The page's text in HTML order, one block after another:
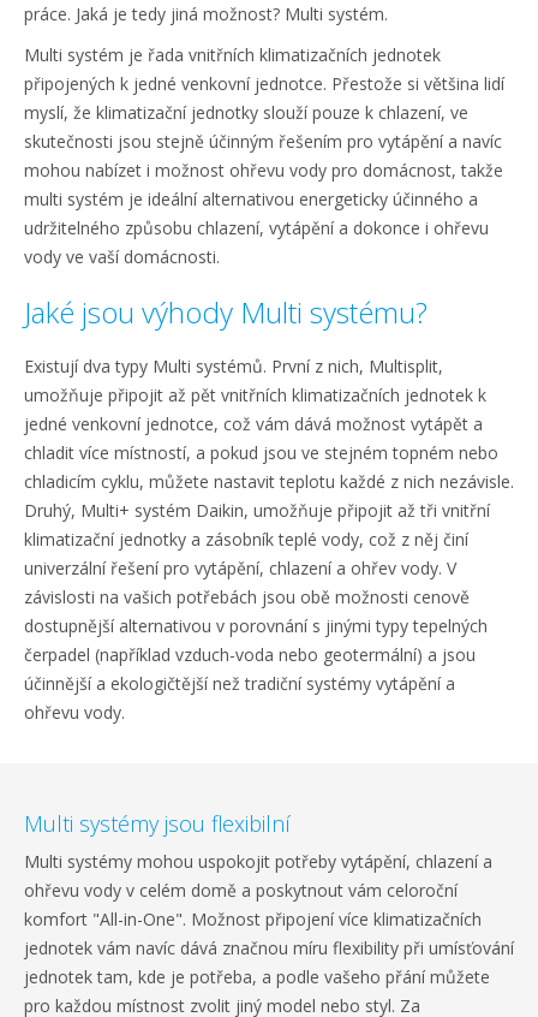
práce. Jaká je tedy jiná možnost? Multi systém.
Multi systém je řada vnitřních klimatizačních jednotek
připojených k jedné venkovní jednotce. Přestože si většina lidí
myslí, že klimatizační jednotky slouží pouze k chlazení, ve
skutečnosti jsou stejně účinným řešením pro vytápění a navíc
mohou nabízet i možnost ohřevu vody pro domácnost, takže
multi systém je ideální alternativou energeticky účinného a
udržitelného způsobu chlazení, vytápění a dokonce i ohřevu
vody ve vaší domácnosti.
Jaké jsou výhody Multi systému?
Existují dva typy Multi systémů. První z nich, Multisplit,
umožňuje připojit až pět vnitřních klimatizačních jednotek k
jedné venkovní jednotce, což vám dává možnost vytápět a
chladit více místností, a pokud jsou ve stejném topném nebo
chladicím cyklu, můžete nastavit teplotu každé z nich nezávisle.
Druhý, Multi+ systém Daikin, umožňuje připojit až tři vnitřní
klimatizační jednotky a zásobník teplé vody, což z něj činí
univerzální řešení pro vytápění, chlazení a ohřev vody. V
závislosti na vašich potřebách jsou obě možnosti cenově
dostupnější alternativou v porovnání s jinými typy tepelných
čerpadel (například vzduch-voda nebo geotermální) a jsou
účinnější a ekologičtější než tradiční systémy vytápění a
ohřevu vody.
Multi systémy jsou flexibilní
Multi systémy mohou uspokojit potřeby vytápění, chlazení a
ohřevu vody v celém domě a poskytnout vám celoroční
komfort "All-in-One". Možnost připojení více klimatizačních
jednotek vám navíc dává značnou míru flexibility při umísťování
jednotek tam, kde je potřeba, a podle vašeho přání můžete
pro každou místnost zvolit jiný model nebo styl. Za